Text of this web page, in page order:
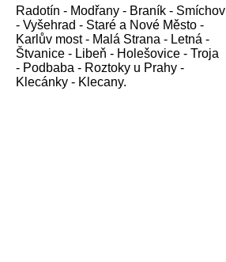
Radotín - Modřany - Braník - Smíchov
- Vyšehrad - Staré a Nové Město -
Karlův most - Malá Strana - Letná -
Štvanice - Libeň - Holešovice - Troja
- Podbaba - Roztoky u Prahy -
Klecánky - Klecany.